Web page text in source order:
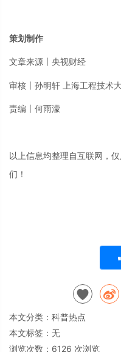
策划制作
文章来源丨央视财经
审核 丨 孙明轩 上海工程技术
责编丨何雨濛
以上信息均整理自互联网，
们！
本文分类： 科普热点
本文标签：无
浏览次数： 6126 次浏览